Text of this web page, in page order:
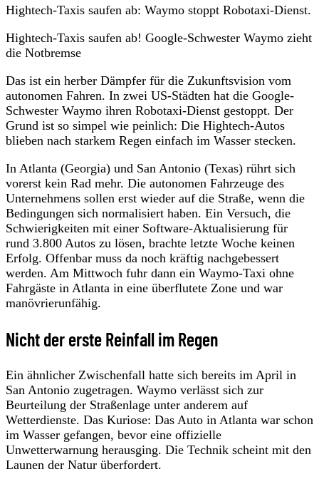
Hightech-Taxis saufen ab: Waymo stoppt Robotaxi-Dienst.
Hightech-Taxis saufen ab! Google-Schwester Waymo zieht
die Notbremse
Das ist ein herber Dämpfer für die Zukunftsvision vom
autonomen Fahren. In zwei US-Städten hat die Google-
Schwester Waymo ihren Robotaxi-Dienst gestoppt. Der
Grund ist so simpel wie peinlich: Die Hightech-Autos
blieben nach starkem Regen einfach im Wasser stecken.
In Atlanta (Georgia) und San Antonio (Texas) rührt sich
vorerst kein Rad mehr. Die autonomen Fahrzeuge des
Unternehmens sollen erst wieder auf die Straße, wenn die
Bedingungen sich normalisiert haben. Ein Versuch, die
Schwierigkeiten mit einer Software-Aktualisierung für
rund 3.800 Autos zu lösen, brachte letzte Woche keinen
Erfolg. Offenbar muss da noch kräftig nachgebessert
werden. Am Mittwoch fuhr dann ein Waymo-Taxi ohne
Fahrgäste in Atlanta in eine überflutete Zone und war
manövrierunfähig.
Nicht der erste Reinfall im Regen
Ein ähnlicher Zwischenfall hatte sich bereits im April in
San Antonio zugetragen. Waymo verlässt sich zur
Beurteilung der Straßenlage unter anderem auf
Wetterdienste. Das Kuriose: Das Auto in Atlanta war schon
im Wasser gefangen, bevor eine offizielle
Unwetterwarnung herausging. Die Technik scheint mit den
Launen der Natur überfordert.